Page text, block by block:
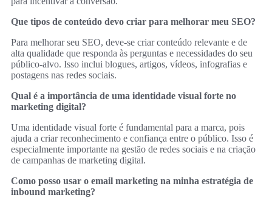
Que tipos de conteúdo devo criar para melhorar meu SEO?
Para melhorar seu SEO, deve-se criar conteúdo relevante e de
alta qualidade que responda às perguntas e necessidades do seu
público-alvo. Isso inclui blogues, artigos, vídeos, infografias e
postagens nas redes sociais.
Qual é a importância de uma identidade visual forte no
marketing digital?
Uma identidade visual forte é fundamental para a marca, pois
ajuda a criar reconhecimento e confiança entre o público. Isso é
especialmente importante na gestão de redes sociais e na criação
de campanhas de marketing digital.
Como posso usar o email marketing na minha estratégia de
inbound marketing?